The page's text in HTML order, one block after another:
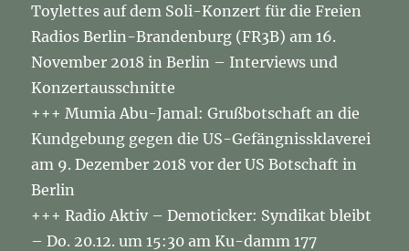
Toylettes auf dem Soli-Konzert für die Freien
Radios Berlin-Brandenburg (FR3B) am 16.
November 2018 in Berlin – Interviews und
Konzertausschnitte
+++ Mumia Abu-Jamal: Grußbotschaft an die
Kundgebung gegen die US-Gefängnissklaverei
am 9. Dezember 2018 vor der US Botschaft in
Berlin
+++ Radio Aktiv – Demoticker: Syndikat bleibt
– Do. 20.12. um 15:30 am Ku-damm 177